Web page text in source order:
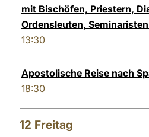
mit Bischöfen, Priestern,
Ordensleuten,
13:30
Apostolische Reise nach
18:30
12 Freitag